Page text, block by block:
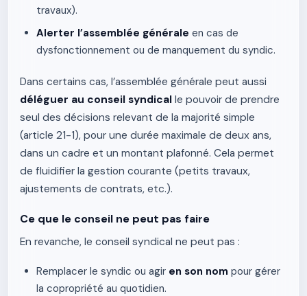
travaux).
Alerter l’assemblée générale en cas de
dysfonctionnement ou de manquement du syndic.
Dans certains cas, l’assemblée générale peut aussi
déléguer au conseil syndical le pouvoir de prendre
seul des décisions relevant de la majorité simple
(article 21-1), pour une durée maximale de deux ans,
dans un cadre et un montant plafonné. Cela permet
de fluidifier la gestion courante (petits travaux,
ajustements de contrats, etc.).
Ce que le conseil ne peut pas faire
En revanche, le conseil syndical ne peut pas :
Remplacer le syndic ou agir en son nom pour gérer
la copropriété au quotidien.